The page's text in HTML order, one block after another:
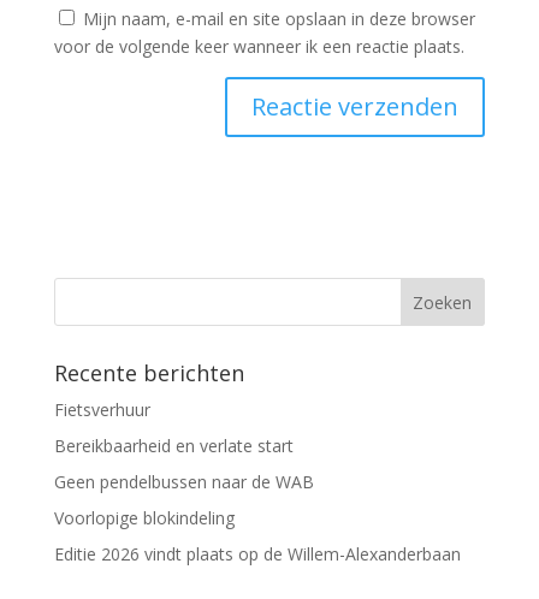
Mijn naam, e-mail en site opslaan in deze browser
voor de volgende keer wanneer ik een reactie plaats.
Recente berichten
Fietsverhuur
Bereikbaarheid en verlate start
Geen pendelbussen naar de WAB
Voorlopige blokindeling
Editie 2026 vindt plaats op de Willem-Alexanderbaan